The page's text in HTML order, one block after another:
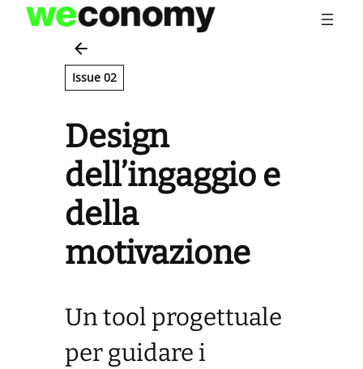
Vai
contenuto
Issue 02
Design
dell’ingaggio e
della
motivazione
Un tool progettuale
per guidare i